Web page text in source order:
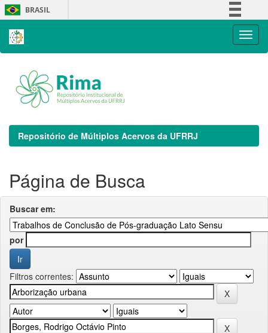
Skip
navigation
BRASIL
Repositório de Múltiplos Acervos da UFRRJ
Página de Busca
Buscar em:
por
Filtros correntes: